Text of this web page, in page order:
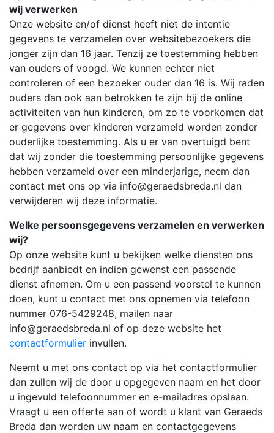
wij verwerken
Onze website en/of dienst heeft niet de intentie
gegevens te verzamelen over websitebezoekers die
jonger zijn dan 16 jaar. Tenzij ze toestemming hebben
van ouders of voogd. We kunnen echter niet
controleren of een bezoeker ouder dan 16 is. Wij raden
ouders dan ook aan betrokken te zijn bij de online
activiteiten van hun kinderen, om zo te voorkomen dat
er gegevens over kinderen verzameld worden zonder
ouderlijke toestemming. Als u er van overtuigd bent
dat wij zonder die toestemming persoonlijke gegevens
hebben verzameld over een minderjarige, neem dan
contact met ons op via info@geraedsbreda.nl dan
verwijderen wij deze informatie.
Welke persoonsgegevens verzamelen en verwerken
wij?
Op onze website kunt u bekijken welke diensten ons
bedrijf aanbiedt en indien gewenst een passende
dienst afnemen. Om u een passend voorstel te kunnen
doen, kunt u contact met ons opnemen via telefoon
nummer 076-5429248, mailen naar
info@geraedsbreda.nl of op deze website het
contactformulier invullen.
Neemt u met ons contact op via het contactformulier
dan zullen wij de door u opgegeven naam en het door
u ingevuld telefoonnummer en e-mailadres opslaan.
Vraagt u een offerte aan of wordt u klant van Geraeds
Breda dan worden uw naam en contactgegevens